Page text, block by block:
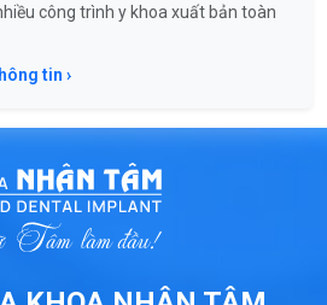
công trình y khoa xuất bản toàn
tin ›